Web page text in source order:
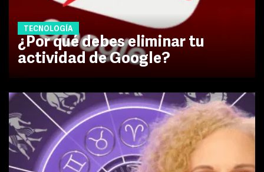
TECNOLOGÍA
¿Por qué debes eliminar tu
actividad de Google?